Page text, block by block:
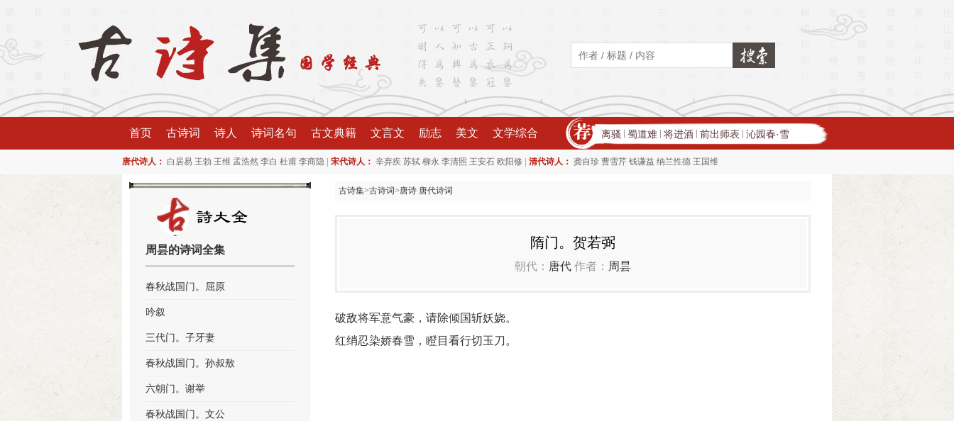
首页 古诗词 诗人 诗词名句 古文典籍 文言文 励志 美文 文学综合 离骚 蜀道难 将进酒 前出师表 沁园春·雪
唐代诗人： 白居易 王勃 王维 孟浩然 李白 杜甫 李商隐 宋代诗人： 辛弃疾 苏轼 柳永 李清照 王安石 欧阳修 清代诗人： 龚自珍 曹雪芹 钱谦益 纳兰性德 王国维
古诗集>古诗词>唐诗 唐代诗词
隋门。贺若弼
朝代： 唐代 作者： 周昙
破敌将军意气豪，请除倾国斩妖娆。
红绡忍染娇春雪，瞪目看行切玉刀。
周昙的诗词全集
春秋战国门。屈原
吟叙
三代门。子牙妻
春秋战国门。孙叔敖
六朝门。谢举
春秋战国门。文公